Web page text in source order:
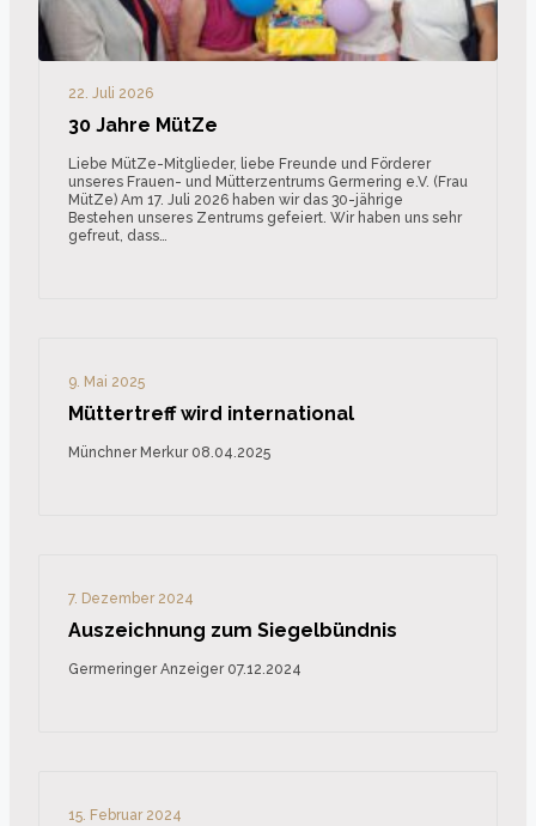
22. Juli 2026
30 Jahre MütZe
Liebe MütZe-Mitglieder, liebe Freunde und Förderer
unseres Frauen- und Mütterzentrums Germering e.V. (Frau
MütZe) Am 17. Juli 2026 haben wir das 30-jährige
Bestehen unseres Zentrums gefeiert. Wir haben uns sehr
gefreut, dass…
9. Mai 2025
Müttertreff wird international
Münchner Merkur 08.04.2025
7. Dezember 2024
Auszeichnung zum Siegelbündnis
Germeringer Anzeiger 07.12.2024
15. Februar 2024